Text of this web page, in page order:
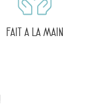
FAIT A LA MAIN